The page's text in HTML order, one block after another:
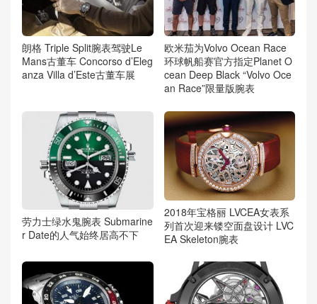
朗格 Triple Split腕表驾驶Le
Mans古董车 Concorso d’Eleg
anza Villa d’Este古董车展
欧米茄为Volvo Ocean Race
环球帆船赛官方指定Planet O
cean Deep Black “Volvo Oce
an Race”限量版腕表
劳力士绿水鬼腕表 Submarine
r Date的人气始终居高不下
2018年宝格丽 LVCEA女表系
列首次迎来镂空面盘设计 LVC
EA Skeleton腕表